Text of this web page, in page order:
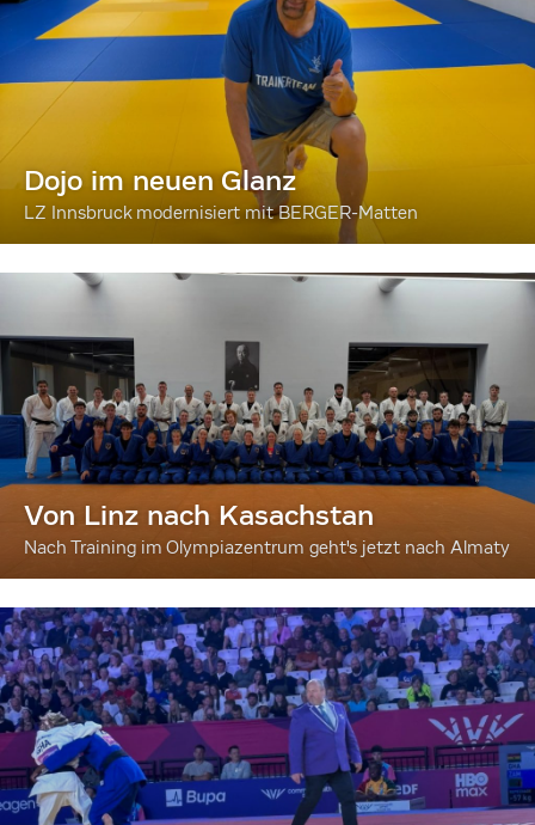
Dojo im neuen Glanz
LZ Innsbruck modernisiert mit BERGER-Matten
Von Linz nach Kasachstan
Nach Training im Olympiazentrum geht's jetzt nach Almaty